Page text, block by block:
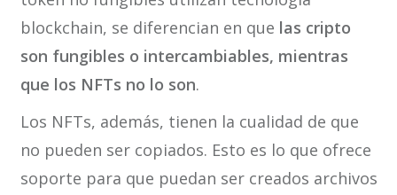
blockchain, se diferencian en que las cripto
son fungibles o intercambiables, mientras
que los NFTs no lo son.
Los NFTs, además, tienen la cualidad de que
no pueden ser copiados. Esto es lo que ofrece
soporte para que puedan ser creados archivos